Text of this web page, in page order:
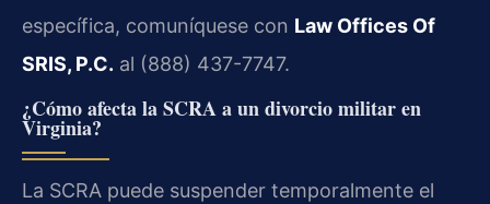
específica, comuníquese con Law Offices Of
SRIS, P.C. al (888) 437-7747.
¿Cómo afecta la SCRA a un divorcio militar en
Virginia?
La SCRA puede suspender temporalmente el